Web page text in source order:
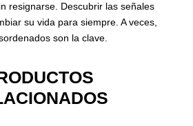
resignarse. Descubrir las señales
su vida para siempre. A veces,
son la clave.